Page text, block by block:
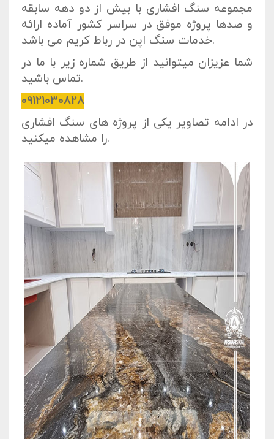
مجموعه سنگ افشاری با بیش از دو دهه سابقه
و صدها پروژه موفق در سراسر کشور آماده ارائه
خدمات سنگ اپن در رباط کریم می باشد.
شما عزیزان میتوانید از طریق شماره زیر با ما در
تماس باشید.
09121030828
در ادامه تصاویر یکی از پروژه های سنگ افشاری
را مشاهده میکنید.